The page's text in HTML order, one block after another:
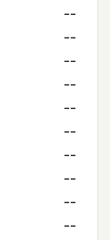
--
--
--
--
--
--
--
--
--
--